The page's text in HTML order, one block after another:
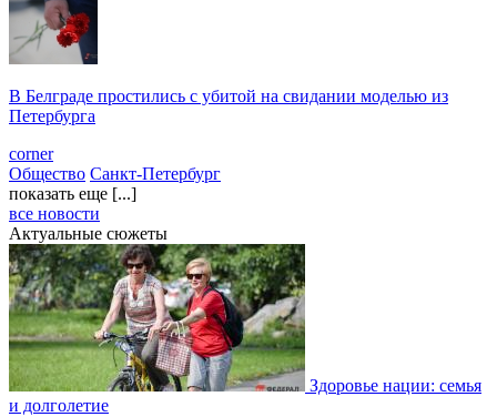
В Белграде простились с убитой на свидании моделью из
Петербурга
corner
Общество Санкт-Петербург
показать еще [...]
все новости
Актуальные сюжеты
Здоровье нации: семья
и долголетие